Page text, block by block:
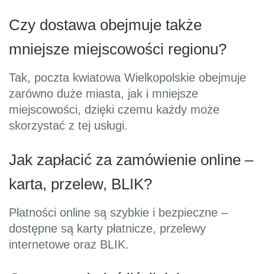
Czy dostawa obejmuje także
mniejsze miejscowości regionu?
Tak, poczta kwiatowa Wielkopolskie obejmuje
zarówno duże miasta, jak i mniejsze
miejscowości, dzięki czemu każdy może
skorzystać z tej usługi.
Jak zapłacić za zamówienie online –
karta, przelew, BLIK?
Płatności online są szybkie i bezpieczne –
dostępne są karty płatnicze, przelewy
internetowe oraz BLIK.